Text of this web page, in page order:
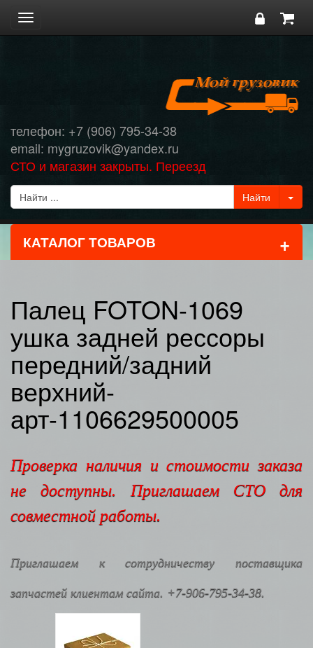
Toggle
navigation
телефон: +7 (906) 795-34-38
email: mygruzovik@yandex.ru
СТО и магазин закрыты. Переезд
КАТАЛОГ ТОВАРОВ +
Палец FOTON-1069
ушка задней рессоры
передний/задний
верхний-
арт-1106629500005
Проверка наличия и стоимости заказа
не доступны. Приглашаем СТО для
совместной работы.
Приглашаем к сотрудничеству поставщика
запчастей клиентам сайта. +7-906-795-34-38.